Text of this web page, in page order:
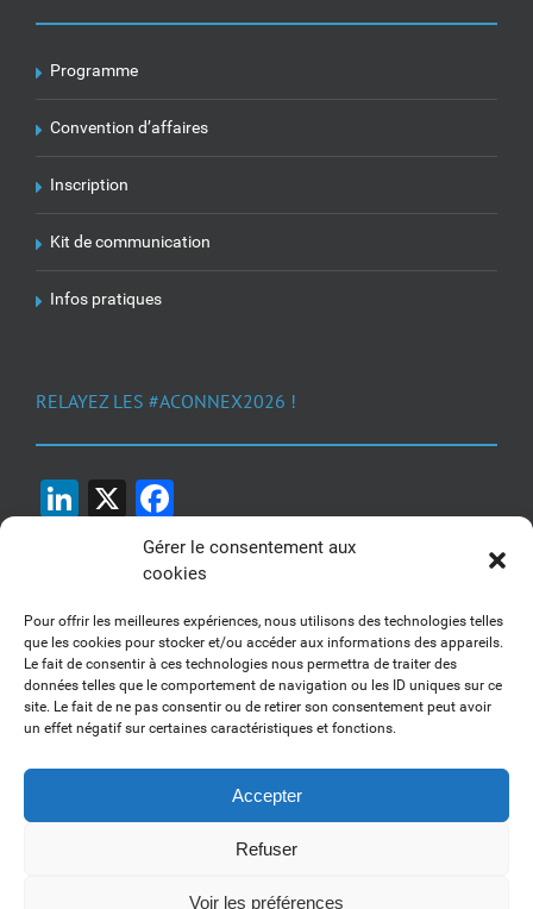
Gérer le consentement aux
cookies
Pour offrir les meilleures expériences, nous utilisons des technologies telles
que les cookies pour stocker et/ou accéder aux informations des appareils.
Le fait de consentir à ces technologies nous permettra de traiter des
données telles que le comportement de navigation ou les ID uniques sur ce
site. Le fait de ne pas consentir ou de retirer son consentement peut avoir
un effet négatif sur certaines caractéristiques et fonctions.
Accepter
Refuser
Voir les préférences
Programme
Convention d’affaires
Inscription
Kit de communication
Infos pratiques
RELAYEZ LES #ACONNEX2026 !
LinkedIn
X
1, 2, 3... Buzzez !
Découvrez nos kits communication